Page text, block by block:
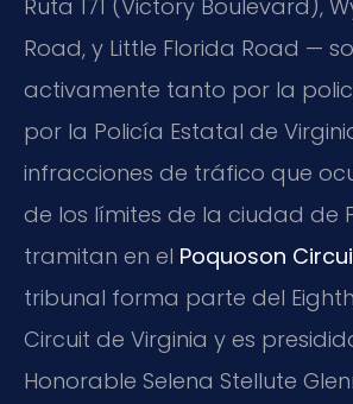
Ruta 171 (Victory Boulevard),
Road, y Little Florida Road —
activamente tanto por la
por la Policía Estatal de
infracciones de tráfico que
de los límites de la ciudad de
tramitan en el Poquoson
tribunal forma parte del
Circuit de Virginia y es
Honorable Selena Stellute